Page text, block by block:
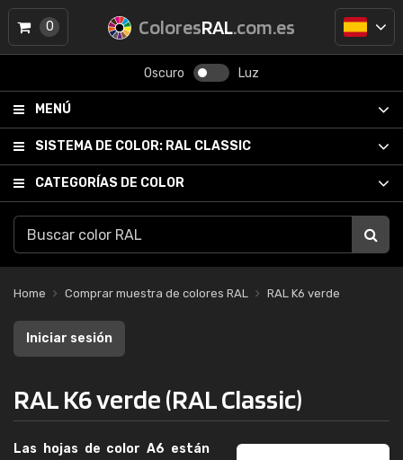
ColoresRAL.com.es
Oscuro Luz
MENÚ
SISTEMA DE COLOR: RAL CLASSIC
CATEGORÍAS DE COLOR
0
Home Comprar muestra de colores RAL RAL K6 verde
Iniciar sesión
RAL K6 verde (RAL Classic)
Las hojas de color A6 están